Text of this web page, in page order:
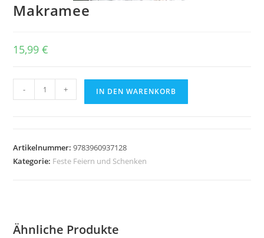
Makramee
15,99€
Makramee
Menge
- + IN DEN WARENKORB
Artikelnummer:9783960937128
Kategorie: Feste Feiern und Schenken
Ähnliche Produkte